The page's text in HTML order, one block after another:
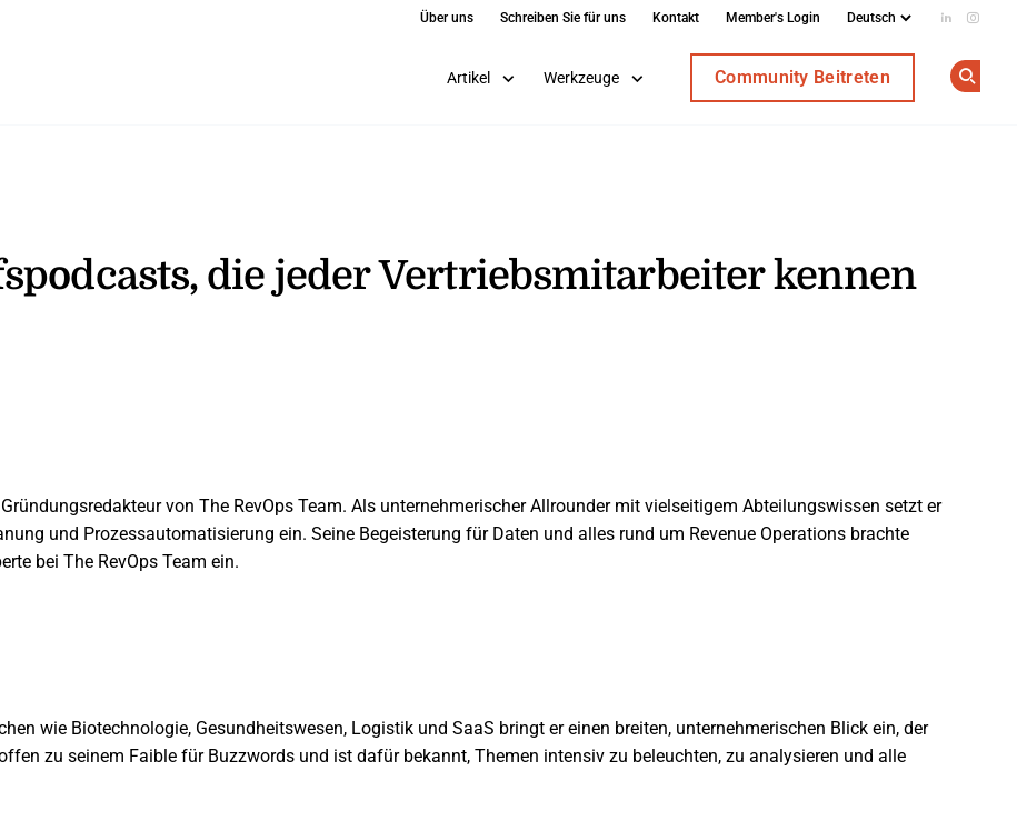
Über uns Schreiben Sie für uns Kontakt Member's Login Add us
Artikel Werkzeuge Community Beitreten
die jeder Vertriebsmitarbeiter kennen
von The RevOps Team. Als unternehmerischer Allrounder mit vielseitigem Abteilungswissen setzt er
und Prozessautomatisierung ein. Seine Begeisterung für Daten und alles rund um Revenue Operations brachte
bei The RevOps Team ein.
wie Biotechnologie, Gesundheitswesen, Logistik und SaaS bringt er einen breiten, unternehmerischen Blick ein, der
zu seinem Faible für Buzzwords und ist dafür bekannt, Themen intensiv zu beleuchten, zu analysieren und alle